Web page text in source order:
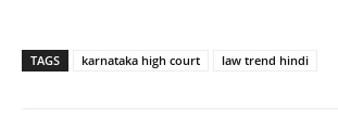
TAGS karnataka high court law trend hindi